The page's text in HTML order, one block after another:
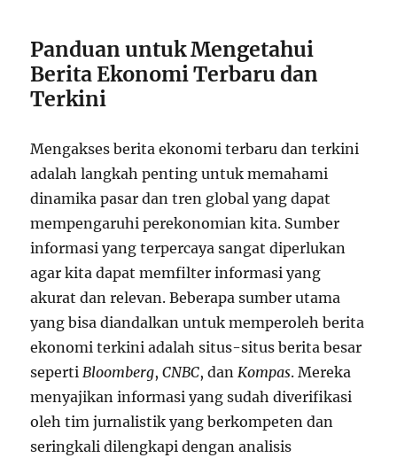
Panduan untuk Mengetahui
Berita Ekonomi Terbaru dan
Terkini
Mengakses berita ekonomi terbaru dan terkini
adalah langkah penting untuk memahami
dinamika pasar dan tren global yang dapat
mempengaruhi perekonomian kita. Sumber
informasi yang terpercaya sangat diperlukan
agar kita dapat memfilter informasi yang
akurat dan relevan. Beberapa sumber utama
yang bisa diandalkan untuk memperoleh berita
ekonomi terkini adalah situs-situs berita besar
seperti Bloomberg,CNBC, dan Kompas. Mereka
menyajikan informasi yang sudah diverifikasi
oleh tim jurnalistik yang berkompeten dan
seringkali dilengkapi dengan analisis